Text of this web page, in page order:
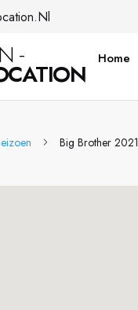
- Home
Big Brother 2021